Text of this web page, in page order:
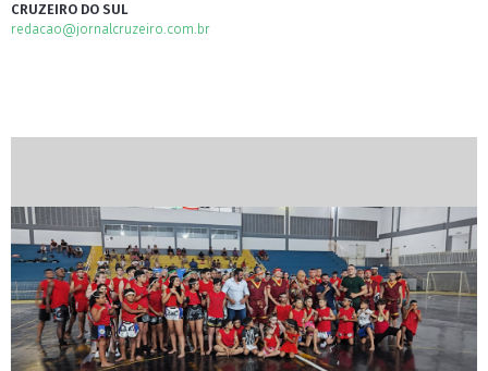
CRUZEIRO DO SUL
redacao@jornalcruzeiro.com.br